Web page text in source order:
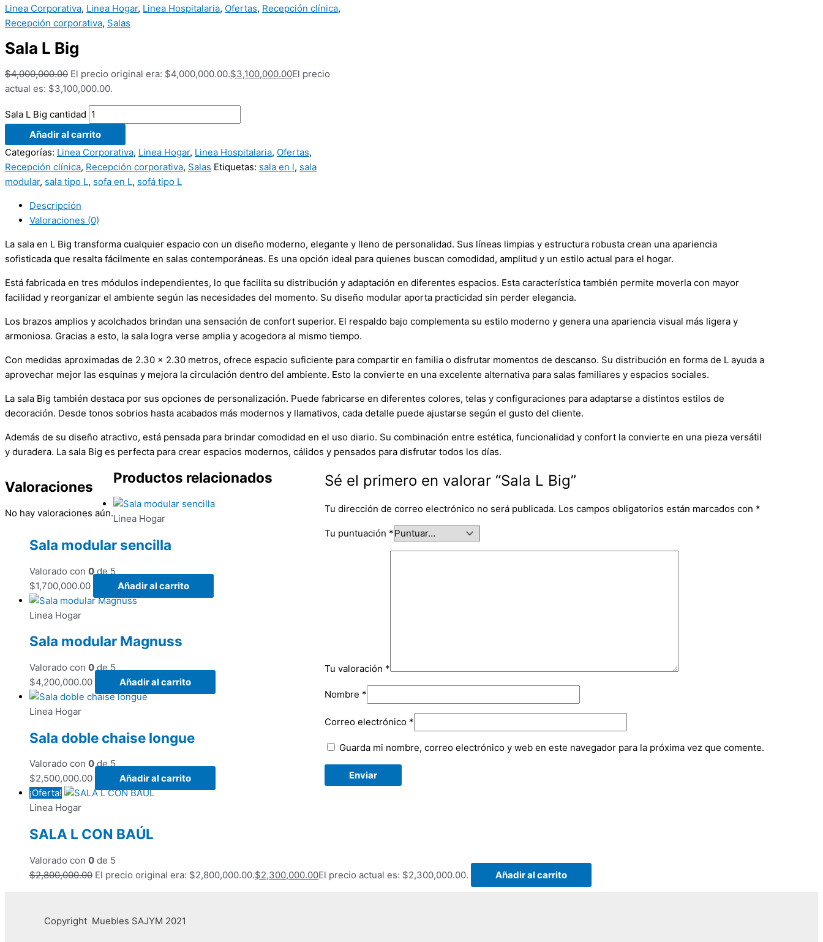
Linea Corporativa, Linea Hogar, Linea Hospitalaria, Ofertas, Recepción clínica,
Recepción corporativa, Salas
Sala L Big
$4,000,000.00 El precio original era: $4,000,000.00.$3,100,000.00El precio
actual es: $3,100,000.00.
Sala L Big cantidad
Añadir al carrito
Categorías: Linea Corporativa, Linea Hogar, Linea Hospitalaria, Ofertas,
Recepción clínica, Recepción corporativa, Salas Etiquetas: sala en l, sala
modular, sala tipo L, sofa en L, sofá tipo L
Descripción
Valoraciones (0)
La sala en L Big transforma cualquier espacio con un diseño moderno, elegante y lleno de personalidad. Sus líneas limpias y estructura robusta crean una apariencia
sofisticada que resalta fácilmente en salas contemporáneas. Es una opción ideal para quienes buscan comodidad, amplitud y un estilo actual para el hogar.
Está fabricada en tres módulos independientes, lo que facilita su distribución y adaptación en diferentes espacios. Esta característica también permite moverla con mayor
facilidad y reorganizar el ambiente según las necesidades del momento. Su diseño modular aporta practicidad sin perder elegancia.
Los brazos amplios y acolchados brindan una sensación de confort superior. El respaldo bajo complementa su estilo moderno y genera una apariencia visual más ligera y
armoniosa. Gracias a esto, la sala logra verse amplia y acogedora al mismo tiempo.
Con medidas aproximadas de 2.30 x 2.30 metros, ofrece espacio suficiente para compartir en familia o disfrutar momentos de descanso. Su distribución en forma de L ayuda a
aprovechar mejor las esquinas y mejora la circulación dentro del ambiente. Esto la convierte en una excelente alternativa para salas familiares y espacios sociales.
La sala Big también destaca por sus opciones de personalización. Puede fabricarse en diferentes colores, telas y configuraciones para adaptarse a distintos estilos de
decoración. Desde tonos sobrios hasta acabados más modernos y llamativos, cada detalle puede ajustarse según el gusto del cliente.
Además de su diseño atractivo, está pensada para brindar comodidad en el uso diario. Su combinación entre estética, funcionalidad y confort la convierte en una pieza versátil
y duradera. La sala Big es perfecta para crear espacios modernos, cálidos y pensados para disfrutar todos los días.
Valoraciones
No hay valoraciones aún.
Sé el primero en valorar “Sala L Big”
Tu dirección de correo electrónico no será publicada. Los campos obligatorios están marcados con *
Tu puntuación *
Tu valoración *
Nombre *
Correo electrónico *
Guarda mi nombre, correo electrónico y web en este navegador para la próxima vez que comente.
Productos relacionados
Linea Hogar
Sala modular sencilla
Valorado con 0 de 5
$1,700,000.00 Añadir al carrito
Linea Hogar
Sala modular Magnuss
Valorado con 0de 5
$4,200,000.00 Añadir al carrito
Linea Hogar
Sala doble chaise longue
Valorado con 0de 5
$2,500,000.00
Añadir al carrito
¡Oferta!
Linea Hogar
SALA L CON BAÚL
Valorado con 0 de 5
$2,800,000.00 El precio original era: $2,800,000.00.$2,300,000.00El precio actual es: $2,300,000.00. Añadir al carrito
Copyright Muebles SAJYM 2021